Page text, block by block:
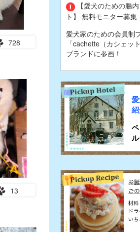
728
13
【愛犬のための腸
ト】 無料モニター募集
愛犬家のための会員制
「cachette（カシェッ
ブランドに参画！
紹